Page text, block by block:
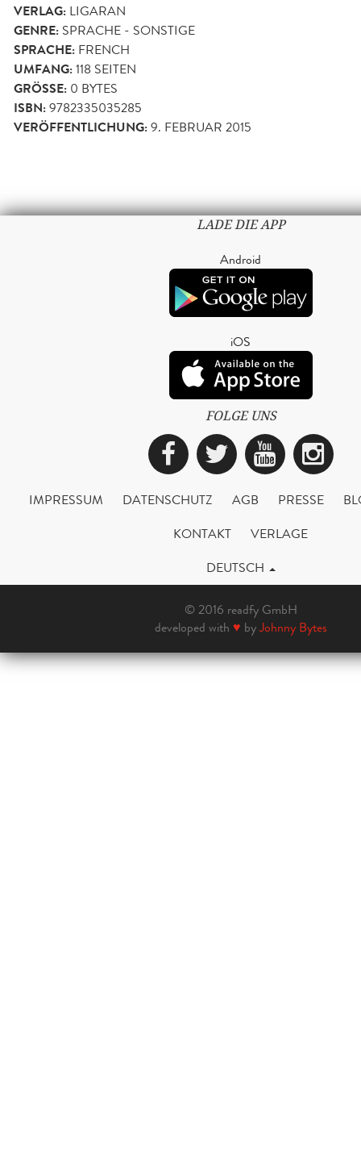
VERLAG: LIGARAN
GENRE: SPRACHE - SONSTIGE
SPRACHE: FRENCH
UMFANG:118 SEITEN
GRÖSSE: 0 BYTES
ISBN:9782335035285
VERÖFFENTLICHUNG:9. FEBRUAR 2015
LADE DIE APP
Android
iOS
FOLGE UNS
Facebook
Twitter
IMPRESSUM DATENSCHUTZ AGB PRESSE
KONTAKT
VERLAGE
DEUTSCH
© 2016 readfy GmbH
developed with ♥ byJohnny Bytes